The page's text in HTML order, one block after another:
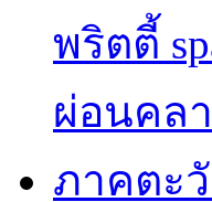
พริตตี้
ผ่อนคล
ภาคตะ